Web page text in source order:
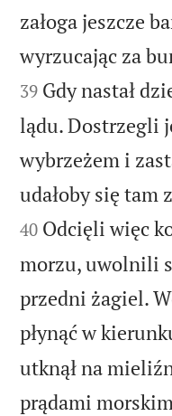
załoga jeszcze
wyrzucając za
39 Gdy nastał
lądu. Dostrzegli
wybrzeżem i
udałoby się tam
40 Odcięli więc
morzu, uwolnili
przedni żagiel.
płynąć w
utknął na
prądami